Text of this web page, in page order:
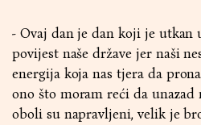
- Ovaj dan je dan koji je utkan
povijest naše države jer naši
energija koja nas tjera da
ono što moram reći da
oboli su napravljeni, velik je